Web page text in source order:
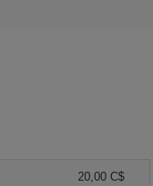
20,00 C$